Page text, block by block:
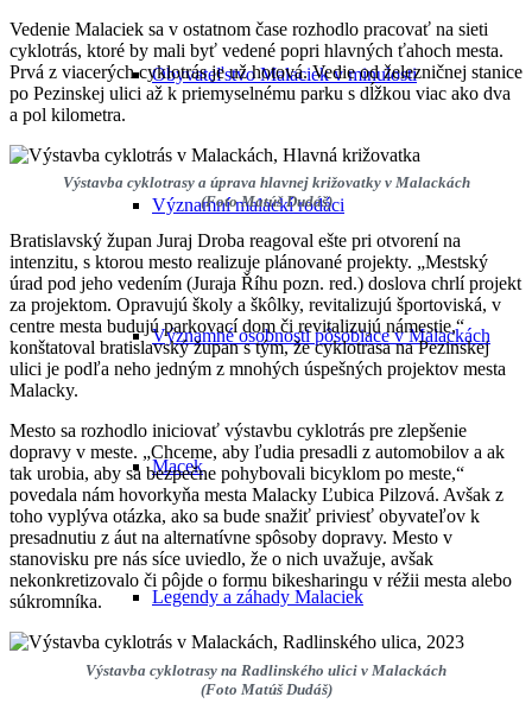
Obyvateľstvo Malaciek v minulosti
Významní malackí rodáci
Významné osobnosti pôsobiace v Malackách
Macek
Legendy a záhady Malaciek
Vedenie Malaciek sa v ostatnom čase rozhodlo pracovať na sieti
cyklotrás, ktoré by mali byť vedené popri hlavných ťahoch mesta.
Prvá z viacerých cyklotrás je už hotová. Vedie od železničnej stanice
po Pezinskej ulici až k priemyselnému parku s dĺžkou viac ako dva
a pol kilometra.
Výstavba cyklotrasy a úprava hlavnej križovatky v Malackách
(Foto Matúš Dudáš)
Bratislavský župan Juraj Droba reagoval ešte pri otvorení na
intenzitu, s ktorou mesto realizuje plánované projekty. „Mestský
úrad pod jeho vedením (Juraja Říhu pozn. red.) doslova chrlí projekt
za projektom. Opravujú školy a škôlky, revitalizujú športoviská, v
centre mesta budujú parkovací dom či revitalizujú námestie,“
konštatoval bratislavský župan s tým, že cyklotrasa na Pezinskej
ulici je podľa neho jedným z mnohých úspešných projektov mesta
Malacky.
Mesto sa rozhodlo iniciovať výstavbu cyklotrás pre zlepšenie
dopravy v meste. „Chceme, aby ľudia presadli z automobilov a ak
tak urobia, aby sa bezpečne pohybovali bicyklom po meste,“
povedala nám hovorkyňa mesta Malacky Ľubica Pilzová. Avšak z
toho vyplýva otázka, ako sa bude snažiť priviesť obyvateľov k
presadnutiu z áut na alternatívne spôsoby dopravy. Mesto v
stanovisku pre nás síce uviedlo, že o nich uvažuje, avšak
nekonkretizovalo či pôjde o formu bikesharingu v réžii mesta alebo
súkromníka.
Výstavba cyklotrasy na Radlinského ulici v Malackách
(Foto Matúš Dudáš)